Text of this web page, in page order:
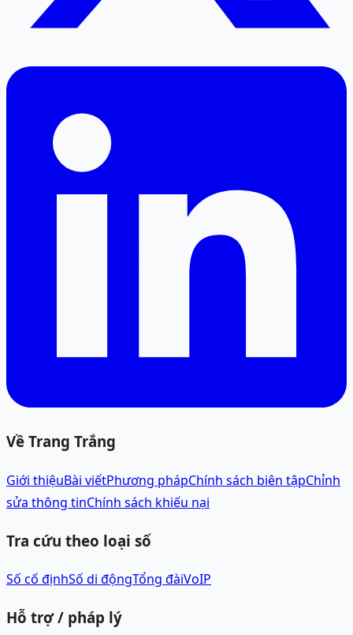
Về Trang Trắng
Giới thiệuBài viếtPhương phápChính sách biên tậpChỉnh
sửa thông tinChính sách khiếu nại
Tra cứu theo loại số
Số cố địnhSố di độngTổng đàiVoIP
Hỗ trợ / pháp lý